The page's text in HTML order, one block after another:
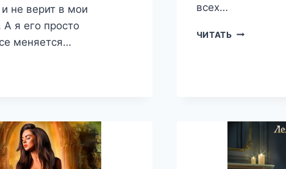
и не верит в мои
я его просто
меняется…
всех…
ЧИТАТЬ ВЕДЬМА